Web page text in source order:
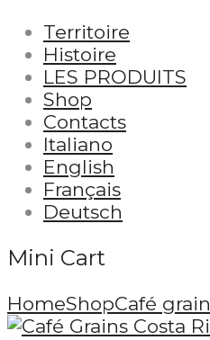
Territoire
Histoire
LES PRODUITS
Shop
Contacts
Italiano
English
Français
Deutsch
Mini Cart
HomeShopCafé grain